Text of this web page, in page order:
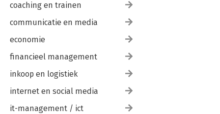
coaching en trainen
communicatie en media
economie
financieel management
inkoop en logistiek
internet en social media
it-management / ict